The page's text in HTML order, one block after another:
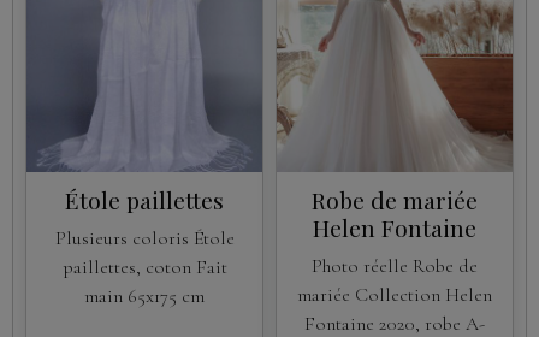
Étole paillettes
Plusieurs coloris Étole
paillettes, coton Fait
main 65x175 cm
Robe de mariée
Helen Fontaine
Photo réelle Robe de
mariée Collection Helen
Fontaine 2020, robe A-